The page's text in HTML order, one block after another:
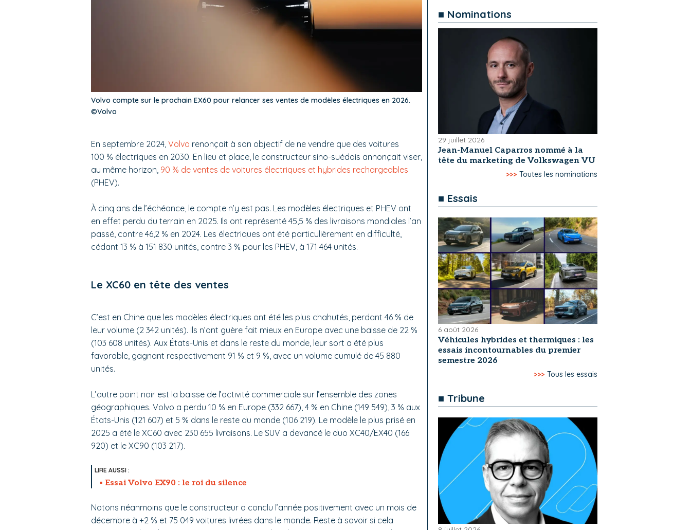
Volvo compte sur le prochain EX60 pour relancer ses ventes de modèles électriques en 2026.
©Volvo
En septembre 2024, Volvo renonçait à son objectif de ne vendre que des voitures
100 % électriques en 2030. En lieu et place, le constructeur sino-suédois annonçait viser,
au même horizon, 90 % de ventes de voitures électriques et hybrides rechargeables
(PHEV).
À cinq ans de l’échéance, le compte n’y est pas. Les modèles électriques et PHEV ont
en effet perdu du terrain en 2025. Ils ont représenté 45,5 % des livraisons mondiales l’an
passé, contre 46,2 % en 2024. Les électriques ont été particulièrement en difficulté,
cédant 13 % à 151 830 unités, contre 3 % pour les PHEV, à 171 464 unités.
Le XC60 en tête des ventes
C’est en Chine que les modèles électriques ont été les plus chahutés, perdant 46 % de
leur volume (2 342 unités). Ils n’ont guère fait mieux en Europe avec une baisse de 22 %
(103 608 unités). Aux États-Unis et dans le reste du monde, leur sort a été plus
favorable, gagnant respectivement 91 % et 9 %, avec un volume cumulé de 45 880
unités.
L’autre point noir est la baisse de l’activité commerciale sur l’ensemble des zones
géographiques. Volvo a perdu 10 % en Europe (332 667), 4 % en Chine (149 549), 3 % aux
États-Unis (121 607) et 5 % dans le reste du monde (106 219). Le modèle le plus prisé en
2025 a été le XC60 avec 230 655 livraisons. Le SUV a devancé le duo XC40/EX40 (166
920) et le XC90 (103 217).
Essai Volvo EX90 : le roi du silence
Notons néanmoins que le constructeur a conclu l’année positivement avec un mois de
décembre à +2 % et 75 049 voitures livrées dans le monde. Reste à savoir si cela
■ Nominations
29 juillet 2026
Jean-Manuel Caparros nommé à la
tête du marketing de Volkswagen VU
>>> Toutes les nominations
■ Essais
6 août 2026
Véhicules hybrides et thermiques : les
essais incontournables du premier
semestre 2026
>>> Tous les essais
■ Tribune